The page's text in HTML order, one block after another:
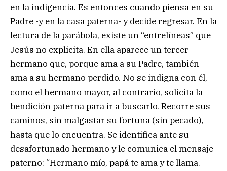
en la indigencia. Es entonces cuando piensa en su
Padre -y en la casa paterna- y decide regresar. En la
lectura de la parábola, existe un “entrelíneas” que
Jesús no explicita. En ella aparece un tercer
hermano que, porque ama a su Padre, también
ama a su hermano perdido. No se indigna con él,
como el hermano mayor, al contrario, solicita la
bendición paterna para ir a buscarlo. Recorre sus
caminos, sin malgastar su fortuna (sin pecado),
hasta que lo encuentra. Se identifica ante su
desafortunado hermano y le comunica el mensaje
paterno: “Hermano mío, papá te ama y te llama.